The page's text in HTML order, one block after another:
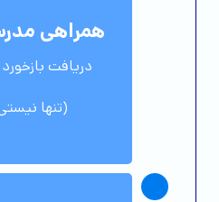
همراهی
دریافت
(تنها